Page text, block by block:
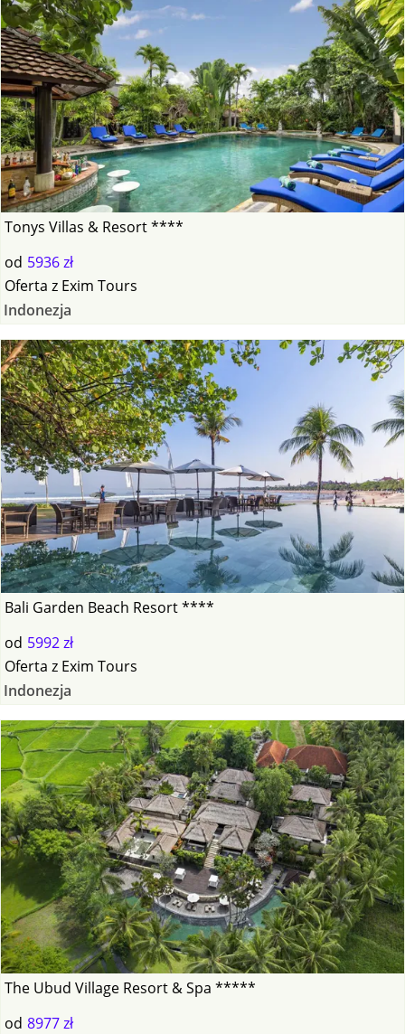
Tonys Villas & Resort ****
od 5936 zł
Oferta z Exim Tours
Indonezja
Bali Garden Beach Resort ****
od 5992 zł
Oferta z Exim Tours
Indonezja
The Ubud Village Resort & Spa *****
od 8977 zł